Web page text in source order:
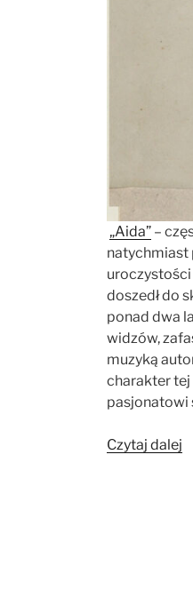
„Aida” –
natychmiast
doszedł do
ponad dwa
widzów,
muzyką
charakter tej
pasjonatowi
Czytaj dalej